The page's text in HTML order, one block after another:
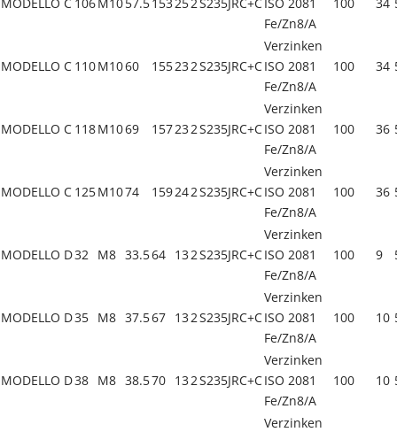
Fe/Zn8/A
MODELLO C 110M1060 155232S235JRC+C
Verzinken
ISO 2081
Fe/Zn8/A
100 34
MODELLO C 118M1069 157232S235JRC+C
Verzinken
ISO 2081
Fe/Zn8/A
100 36
MODELLO C 125M1074 159242S235JRC+C
Verzinken
ISO 2081
Fe/Zn8/A
100 36
MODELLO D32 M8 33.564 132S235JRC+C
Verzinken
ISO 2081
Fe/Zn8/A
100 9
MODELLO D35 M8 37.567 132S235JRC+C
Verzinken
ISO 2081
Fe/Zn8/A
100 10
MODELLO D38 M8 38.570 132S235JRC+C
Verzinken
ISO 2081
Fe/Zn8/A
100 10
Verzinken